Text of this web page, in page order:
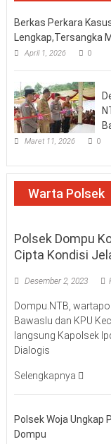
Berkas Perkara
Lengkap,Tersangka
April 1, 2026 0
Maret 11, 2026 0
Warta Polsek
Polsek Dompu
Cipta Kondisi
Desember 2, 2023
Dompu.NTB,
Bawaslu dan KPU
langsung Kapolsek
Dialogis
Selengkapnya
Polsek Woja Ungkap
Dompu